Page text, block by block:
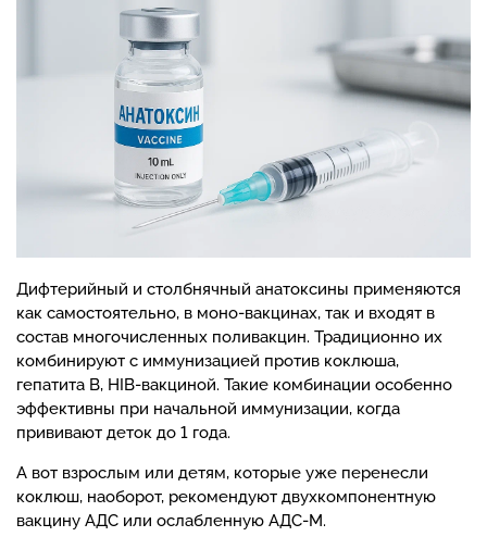
Дифтерийный и столбнячный анатоксины применяются
как самостоятельно, в моно-вакцинах, так и входят в
состав многочисленных поливакцин. Традиционно их
комбинируют с иммунизацией против коклюша,
гепатита В, HIB-вакциной. Такие комбинации особенно
эффективны при начальной иммунизации, когда
прививают деток до 1 года.
А вот взрослым или детям, которые уже перенесли
коклюш, наоборот, рекомендуют двухкомпонентную
вакцину АДС или ослабленную АДС-М.